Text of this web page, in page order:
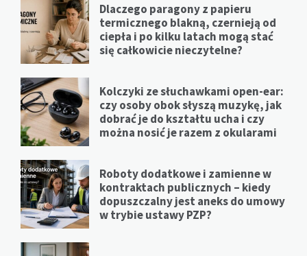
Dlaczego paragony z papieru
termicznego blakną, czernieją od
ciepła i po kilku latach mogą stać
się całkowicie nieczytelne?
Kolczyki ze słuchawkami open-ear:
czy osoby obok słyszą muzykę, jak
dobrać je do kształtu ucha i czy
można nosić je razem z okularami
Roboty dodatkowe i zamienne w
kontraktach publicznych – kiedy
dopuszczalny jest aneks do umowy
w trybie ustawy PZP?